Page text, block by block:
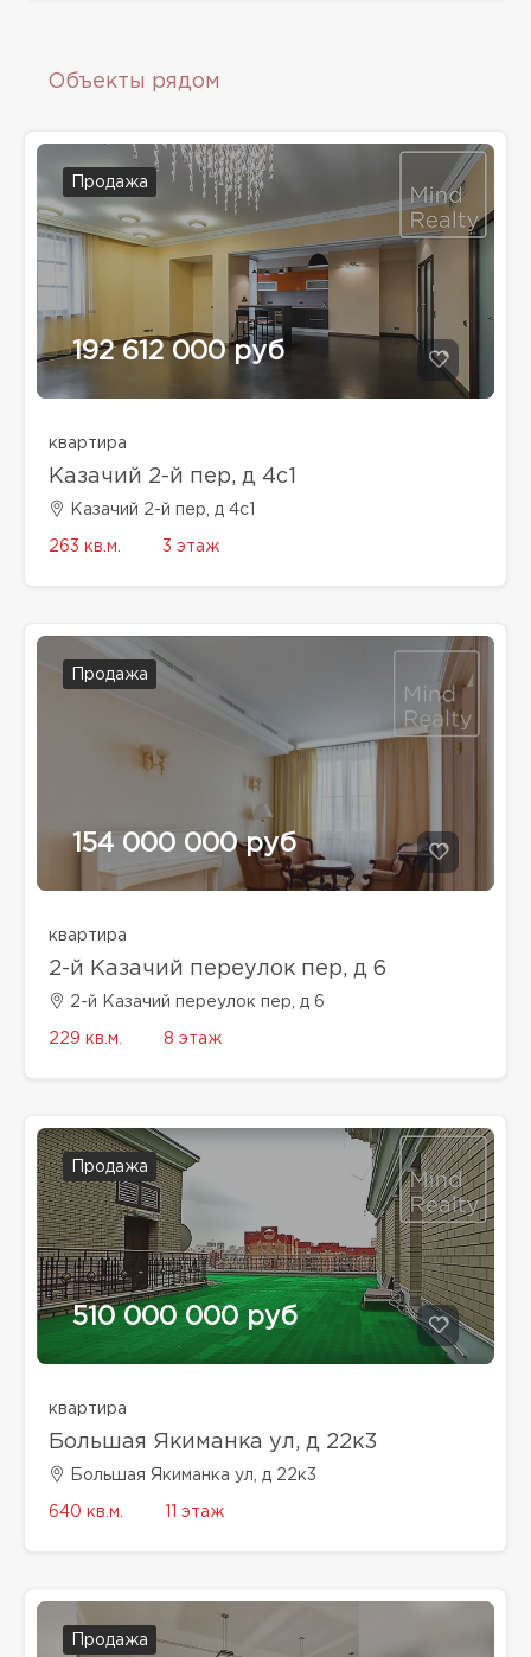
Объекты рядом
Продажа
192 612 000 руб
квартира
Казачий 2-й пер, д 4с1
Казачий 2-й пер, д 4с1
263 кв.м. 3 этаж
Продажа
154 000 000 руб
квартира
2-й Казачий переулок пер, д 6
2-й Казачий переулок пер, д 6
229 кв.м. 8 этаж
Продажа
510 000 000 руб
квартира
Большая Якиманка ул, д 22к3
Большая Якиманка ул, д 22к3
640 кв.м. 11 этаж
Продажа